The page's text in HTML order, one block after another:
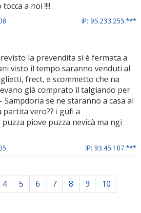
a noi !!!!
IP: 95.233.255.***
la prevendita si è fermata a
visto il tempo saranno venduti al
frect, e scommetto che na
già comprato il talgiando per
Sampdoria se ne staranno a casa al
partita vero?? i gufi a
puzza piove puzza nevicà ma ngi
IP: 93.45.107.***
4 5 6 7 8 9 10